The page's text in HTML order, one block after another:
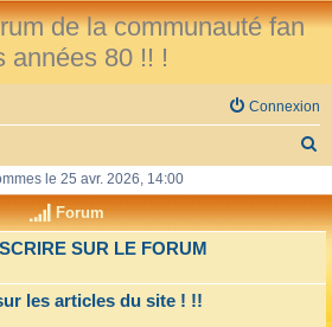
de la communauté fan
années 80 !! !
Connexion
h
le 25 avr. 2026, 14:00
Forum
SUR LE FORUM
les articles du site ! !!